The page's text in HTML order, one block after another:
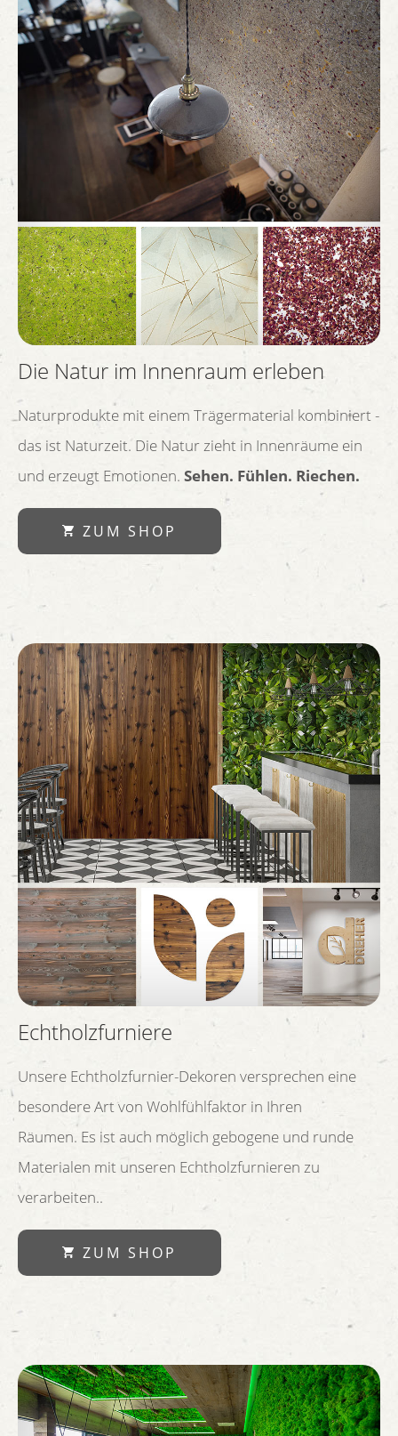
Die Natur im Innenraum erleben
Naturprodukte mit einem Trägermaterial kombiniert -
das ist Naturzeit. Die Natur zieht in Innenräume ein
und erzeugt Emotionen. Sehen. Fühlen. Riechen.
ZUM SHOP
Echtholzfurniere
Unsere Echtholzfurnier-Dekoren versprechen eine
besondere Art von Wohlfühlfaktor in Ihren
Räumen. Es ist auch möglich gebogene und runde
Materialen mit unseren Echtholzfurnieren zu
verarbeiten..
ZUM SHOP